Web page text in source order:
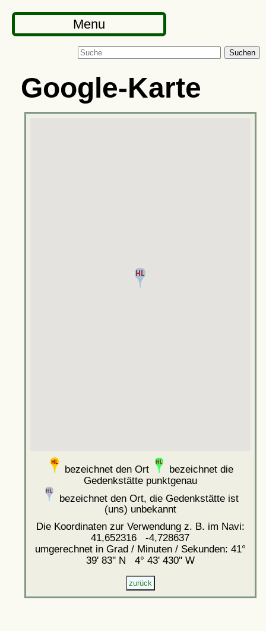
Menu
Suchen
Google-Karte
bezeichnet den Ort
bezeichnet die
Gedenkstätte punktgenau
bezeichnet den Ort, die Gedenkstätte ist
(uns) unbekannt
Die Koordinaten zur Verwendung z. B. im Navi:
41,652316 -4,728637
umgerechnet in Grad / Minuten / Sekunden: 41°
39' 83'' N 4° 43' 430'' W